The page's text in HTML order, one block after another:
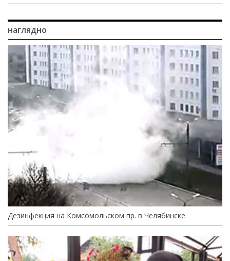
наглядно
Дезинфекция на Комсомольском пр. в Челябинске